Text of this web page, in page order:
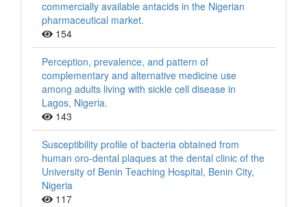
commercially available antacids in the Nigerian
pharmaceutical market.
154
Perception, prevalence, and pattern of
complementary and alternative medicine use
among adults living with sickle cell disease in
Lagos, Nigeria.
143
Susceptibility profile of bacteria obtained from
human oro-dental plaques at the dental clinic of the
University of Benin Teaching Hospital, Benin City,
Nigeria
117